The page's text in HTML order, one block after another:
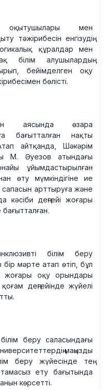
оқытушылары мен
тәжірибесін енгізудің
құралдар мен
білім алушылардың
бейімделген оқу
бөлісті.
аясында өзара
бағытталған нақты
айтқанда, Шәкәрім
М. Әуезов атындағы
ұйымдастырылған
өту мүмкіндігіне ие
арттыруға және
кәсіби деңгейі жоғары
білім беру
бір мәрте атап өтіп, бұл
жоғары оқу орындары
деңгейінде жүйелі
беру саласындағы
маңызды
беру жүйесінде тең
ету бағытында
көрсетті.